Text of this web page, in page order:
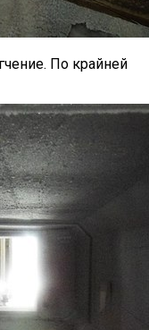
По крайней